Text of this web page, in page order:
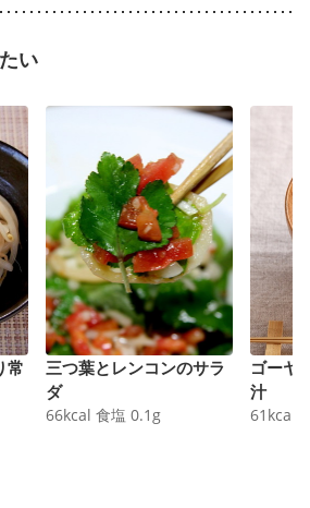
い
常
三つ葉とレンコンのサラ
ダ
66kcal 食塩 0.1 g
ゴーヤ
汁
61 kcal